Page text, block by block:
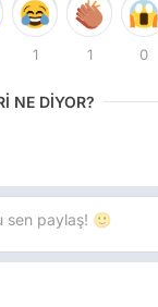
1 1 0
NE DİYOR?